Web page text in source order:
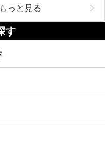
っと見る
す